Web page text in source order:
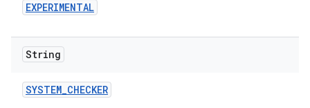
EXPERIMENTAL
String
SYSTEM_CHECKER